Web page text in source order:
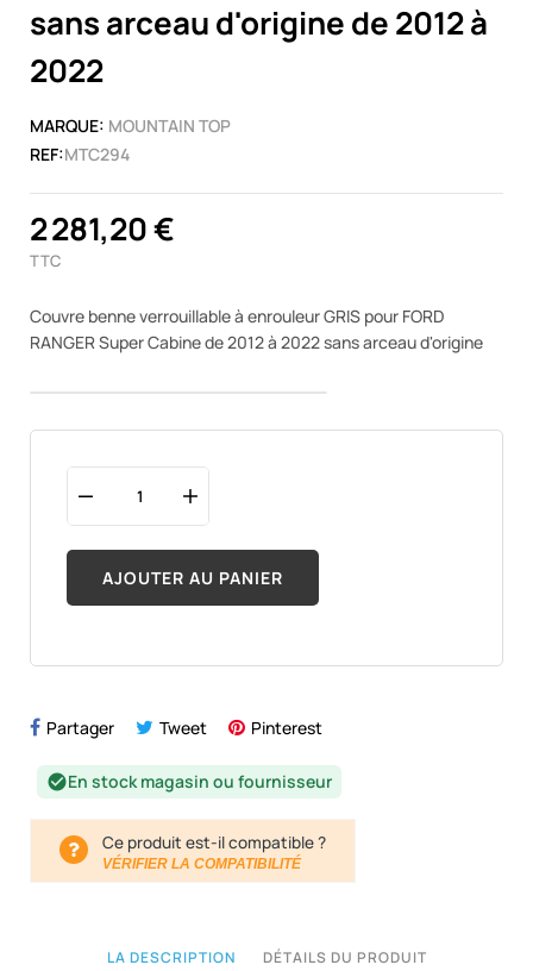
sans arceau d'origine de 2012 à
2022
MARQUE: MOUNTAIN TOP
REF:MTC294
2 281,20 €
TTC
Couvre benne verrouillable à enrouleur GRIS pour FORD
RANGER Super Cabine de 2012 à 2022 sans arceau d'origine
AJOUTER AU PANIER
Partager Tweet Pinterest
check_circleEn stock magasin ou fournisseur
Ce produit est-il compatible ?
VÉRIFIER LA COMPATIBILITÉ
LA DESCRIPTION DÉTAILS DU PRODUIT